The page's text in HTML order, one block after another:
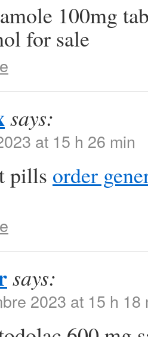
100mg
for sale
says:
at 15 h 26 min
pills order
says:
2023 at 15 h 18